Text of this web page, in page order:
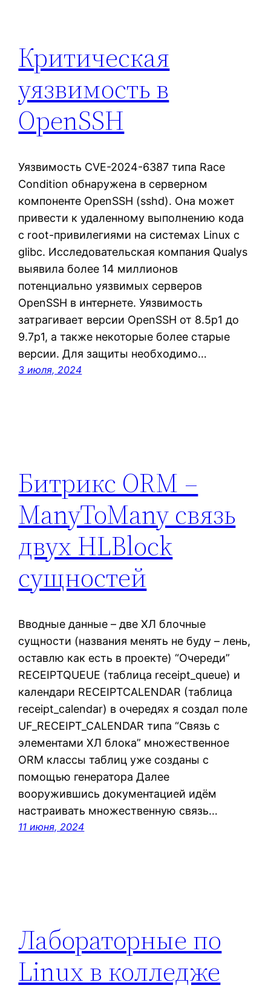
Критическая
уязвимость в
OpenSSH
Уязвимость CVE-2024-6387 типа Race
Condition обнаружена в серверном
компоненте OpenSSH (sshd). Она может
привести к удаленному выполнению кода
с root-привилегиями на системах Linux с
glibc. Исследовательская компания Qualys
выявила более 14 миллионов
потенциально уязвимых серверов
OpenSSH в интернете. Уязвимость
затрагивает версии OpenSSH от 8.5p1 до
9.7p1, а также некоторые более старые
версии. Для защиты необходимо…
3 июля, 2024
Битрикс ORM –
ManyToMany связь
двух HLBlock
сущностей
Вводные данные – две ХЛ блочные
сущности (названия менять не буду – лень,
оставлю как есть в проекте) “Очереди”
RECEIPTQUEUE (таблица receipt_queue) и
календари RECEIPTCALENDAR (таблица
receipt_calendar) в очередях я создал поле
UF_RECEIPT_CALENDAR типа “Связь с
элементами ХЛ блока” множественное
ORM классы таблиц уже созданы с
помощью генератора Далее
вооружившись документацией идём
настраивать множественную связь…
11 июня, 2024
Лабораторные по
Linux в колледже